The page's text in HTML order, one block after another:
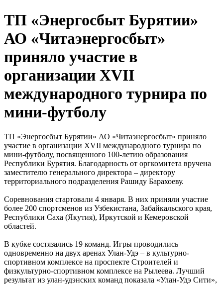
ТП «Энергосбыт Бурятии»
АО «Читаэнергосбыт»
приняло участие в
организации ХVII
международного турнира по
мини-футболу
ТП «Энергосбыт Бурятии» АО «Читаэнергосбыт» приняло
участие в организации ХVII международного турнира по
мини-футболу, посвященного 100-летию образования
Республики Бурятия. Благодарность от оргкомитета вручена
заместителю генерального директора – директору
территориального подразделения Рашиду Барахоеву.
Соревнования стартовали 4 января. В них приняли участие
более 200 спортсменов из Узбекистана, Забайкальского края,
Республики Саха (Якутия), Иркутской и Кемеровской
областей.
В кубке состязались 19 команд. Игры проводились
одновременно на двух аренах Улан-Удэ – в культурно-
спортивном комплексе на проспекте Строителей и
физкультурно-спортивном комплексе на Рылеева. Лучший
результат из улан-удэнских команд показала «Улан-Удэ Сити»,